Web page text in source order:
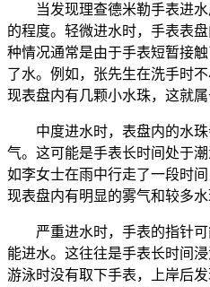
当发现理查德米勒手表进
的程度。轻微进水时，手表表
种情况通常是由于手表短暂接
了水。例如，张先生在洗手时
现表盘内有几颗小水珠，这就属
中度进水时，表盘内的水
气。这可能是手表长时间处于
如李女士在雨中行走了一段时
现表盘内有明显的雾气和较多水
严重进水时，手表的指针
能进水。这往往是手表长时间
游泳时没有取下手表，上岸后